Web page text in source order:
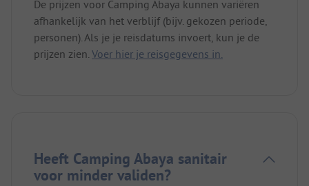
De prijzen voor Camping Abaya kunnen variëren
afhankelijk van het verblijf (bijv. gekozen periode,
personen). Als je je reisdatums invoert, kun je de
prijzen zien. Voer hier je reisgegevens in.
Heeft Camping Abaya sanitair
voor minder validen?